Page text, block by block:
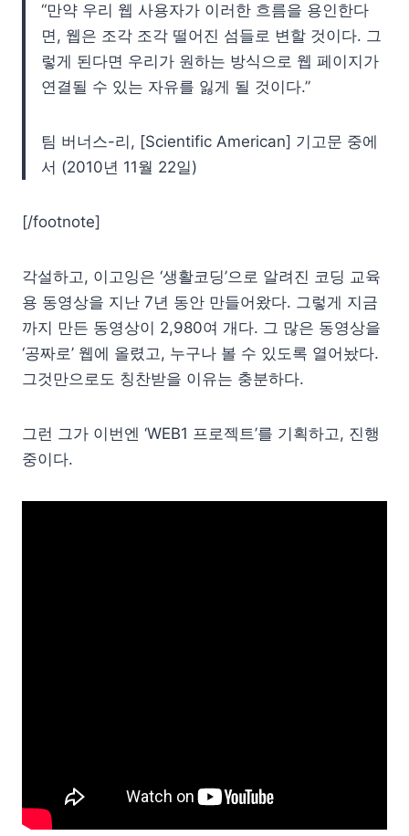
“만약 우리 웹 사용자가 이러한 흐름을 용인한다
면, 웹은 조각 조각 떨어진 섬들로 변할 것이다. 그
렇게 된다면 우리가 원하는 방식으로 웹 페이지가
연결될 수 있는 자유를 잃게 될 것이다.”
팀 버너스-리, [Scientific American] 기고문 중에
서 (2010년 11월 22일)
[/footnote]
각설하고, 이고잉은 ‘생활코딩’으로 알려진 코딩 교육
용 동영상을 지난 7년 동안 만들어왔다. 그렇게 지금
까지 만든 동영상이 2,980여 개다. 그 많은 동영상을
‘공짜로’ 웹에 올렸고, 누구나 볼 수 있도록 열어놨다.
그것만으로도 칭찬받을 이유는 충분하다.
그런 그가 이번엔 ‘WEB1 프로젝트’를 기획하고, 진행
중이다.